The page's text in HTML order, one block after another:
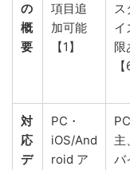
の
概
要
項目追
加可能
【1】
ス
イ
限
対
応
デ
PC・
iOS/And
roid ア
主
バ